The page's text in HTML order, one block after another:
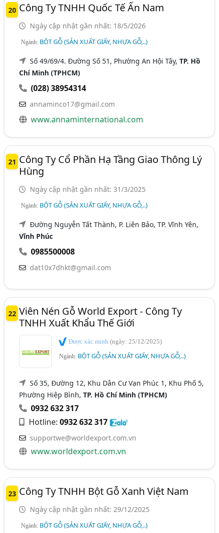
20 Công Ty TNHH Quốc Tế Ấn Nam
Ngày cập nhật gần nhất: 18/5/2026
Ngành: BỘT GỖ (SẢN XUẤT GIẤY, NHỰA GỖ,..)
Số 49/69/4. Đường Số 51, Phường An Hội Tây,TP. Hồ
Chí Minh (TPHCM)
(028) 38954314
annaminco17@gmail.com
www.annaminternational.com
21 Công Ty Cổ Phần Hạ Tầng Giao Thông Lý
Hùng
Ngày cập nhật gần nhất: 31/3/2025
Ngành: BỘT GỖ (SẢN XUẤT GIẤY, NHỰA GỖ,..)
Đường Nguyễn Tất Thành, P. Liên Bảo, TP. Vĩnh Yên,
Vĩnh Phúc
0985500008
dat10x7dhkt@gmail.com
22 Viên Nén Gỗ World Export - Công Ty
TNHH Xuất Khẩu Thế Giới
Được xác minh(ngày: 25/12/2025)
Ngành: BỘT GỖ (SẢN XUẤT GIẤY, NHỰA GỖ,..)
Số 35, Đường 12, Khu Dân Cư Vạn Phúc 1, Khu Phố 5,
Phường Hiệp Bình,TP. Hồ Chí Minh (TPHCM)
0932 632 317
Hotline:0932 632 317
supportwe@worldexport.com.vn
www.worldexport.com.vn
23 Công Ty TNHH Bột Gỗ Xanh Việt Nam
Ngày cập nhật gần nhất: 29/12/2025
Ngành: BỘT GỖ (SẢN XUẤT GIẤY, NHỰA GỖ,..)